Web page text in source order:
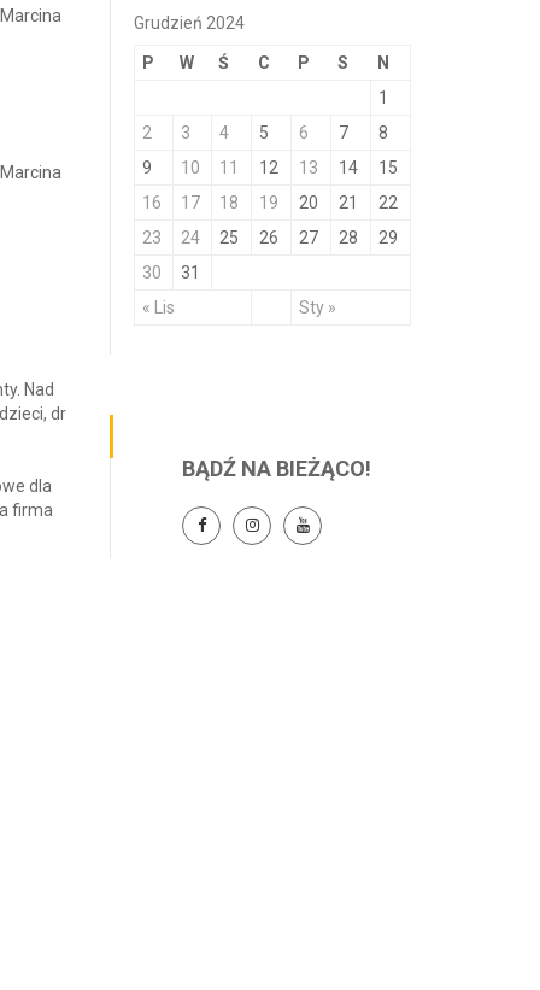
Nad
dr
dla
firma
Grudzień 2024
P W Ś C P S N
« Lis Sty »
1
2
3 4 5 6 7
8
9
10 11 12 13 14
15
16
17 18 19 20 21
22
23
24 25 26 27 28
29
30
31
BĄDŹ NA BIEŻĄCO!